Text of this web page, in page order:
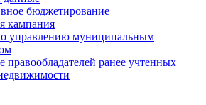
бюджетирование
кампания
управлению муниципальным
правообладателей ранее учтенных